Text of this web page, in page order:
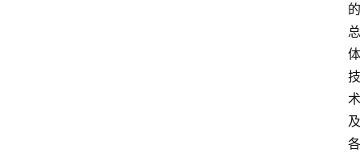
的
总
体
技
术
及
各